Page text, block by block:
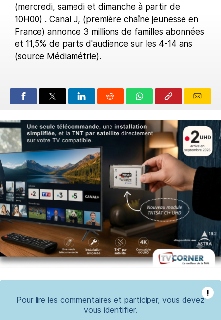
(mercredi, samedi et dimanche à partir de
10H00) . Canal J, (première chaîne jeunesse en
France) annonce 3 millions de familles abonnées
et 11,5% de parts d'audience sur les 4-14 ans
(source Médiamétrie).
!
Pour lire les commentaires et participer, vous devez
vous identifier.